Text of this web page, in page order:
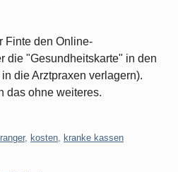
Finte den Online-
die "Gesundheitskarte" in den
die Arztpraxen verlagern).
das ohne weiteres.
, kosten kranke kassen